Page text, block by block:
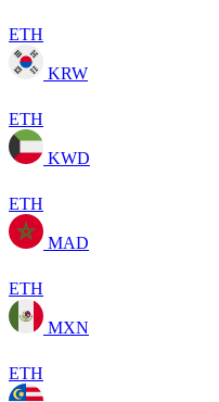
ETH
KRW
ETH
KWD
ETH
MAD
ETH
MXN
ETH